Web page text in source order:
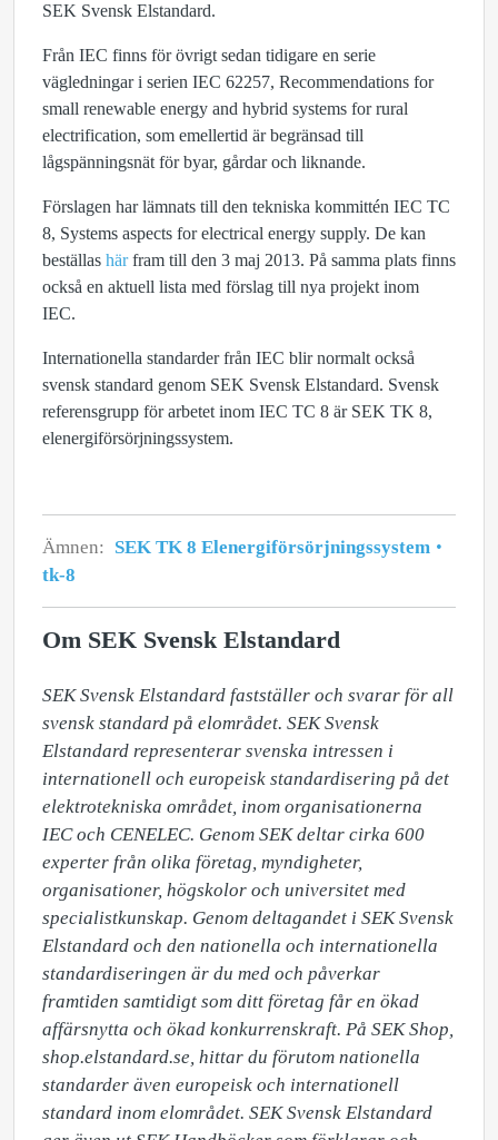
SEK Svensk Elstandard.
Från IEC finns för övrigt sedan tidigare en serie
vägledningar i serien IEC 62257, Recommendations for
small renewable energy and hybrid systems for rural
electrification, som emellertid är begränsad till
lågspänningsnät för byar, gårdar och liknande.
Förslagen har lämnats till den tekniska kommittén IEC TC
8, Systems aspects for electrical energy supply. De kan
beställas härfram till den 3 maj 2013. På samma plats finns
också en aktuell lista med förslag till nya projekt inom
IEC.
Internationella standarder från IEC blir normalt också
svensk standard genom SEK Svensk Elstandard. Svensk
referensgrupp för arbetet inom IEC TC 8 är SEK TK 8,
elenergiförsörjningssystem.
Ämnen: SEK TK 8 Elenergiförsörjningssystem
tk-8
Om SEK Svensk Elstandard
SEK Svensk Elstandard fastställer och svarar för all
svensk standard på elområdet. SEK Svensk
Elstandard representerar svenska intressen i
internationell och europeisk standardisering på det
elektrotekniska området, inom organisationerna
IEC och CENELEC. Genom SEK deltar cirka 600
experter från olika företag, myndigheter,
organisationer, högskolor och universitet med
specialistkunskap. Genom deltagandet i SEK Svensk
Elstandard och den nationella och internationella
standardiseringen är du med och påverkar
framtiden samtidigt som ditt företag får en ökad
affärsnytta och ökad konkurrenskraft. På SEK Shop,
shop.elstandard.se, hittar du förutom nationella
standarder även europeisk och internationell
standard inom elområdet. SEK Svensk Elstandard